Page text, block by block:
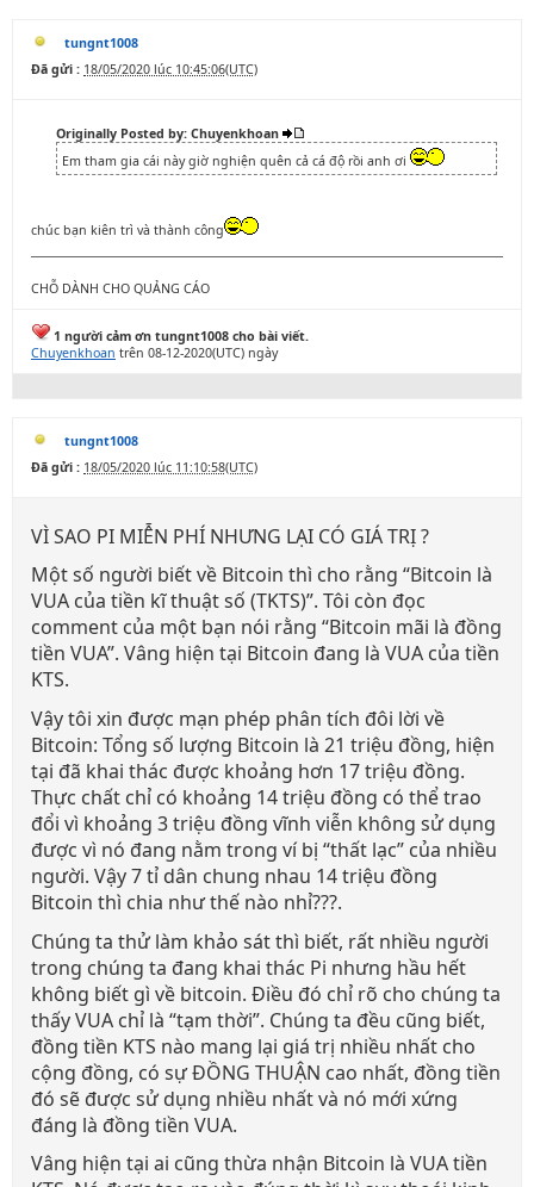
tungnt1008
Đã gửi : 18/05/2020 lúc 10:45:06(UTC)
Originally Posted by: Chuyenkhoan
Em tham gia cái này giờ nghiện quên cả cá độ rồi anh ơi
chúc bạn kiên trì và thành công
CHỖ DÀNH CHO QUẢNG CÁO
1 người cảm ơn tungnt1008 cho bài viết.
Chuyenkhoan trên 08-12-2020(UTC) ngày
tungnt1008
Đã gửi : 18/05/2020 lúc 11:10:58(UTC)
VÌ SAO PI MIỄN PHÍ NHƯNG LẠI CÓ GIÁ TRỊ ?
Một số người biết về Bitcoin thì cho rằng “Bitcoin là
VUA của tiền kĩ thuật số (TKTS)”. Tôi còn đọc
comment của một bạn nói rằng “Bitcoin mãi là đồng
tiền VUA”. Vâng hiện tại Bitcoin đang là VUA của tiền
KTS.
Vậy tôi xin được mạn phép phân tích đôi lời về
Bitcoin: Tổng số lượng Bitcoin là 21 triệu đồng, hiện
tại đã khai thác được khoảng hơn 17 triệu đồng.
Thực chất chỉ có khoảng 14 triệu đồng có thể trao
đổi vì khoảng 3 triệu đồng vĩnh viễn không sử dụng
được vì nó đang nằm trong ví bị “thất lạc” của nhiều
người. Vậy 7 tỉ dân chung nhau 14 triệu đồng
Bitcoin thì chia như thế nào nhỉ???.
Chúng ta thử làm khảo sát thì biết, rất nhiều người
trong chúng ta đang khai thác Pi nhưng hầu hết
không biết gì về bitcoin. Điều đó chỉ rõ cho chúng ta
thấy VUA chỉ là “tạm thời”. Chúng ta đều cũng biết,
đồng tiền KTS nào mang lại giá trị nhiều nhất cho
cộng đồng, có sự ĐỒNG THUẬN cao nhất, đồng tiền
đó sẽ được sử dụng nhiều nhất và nó mới xứng
đáng là đồng tiền VUA.
Vâng hiện tại ai cũng thừa nhận Bitcoin là VUA tiền